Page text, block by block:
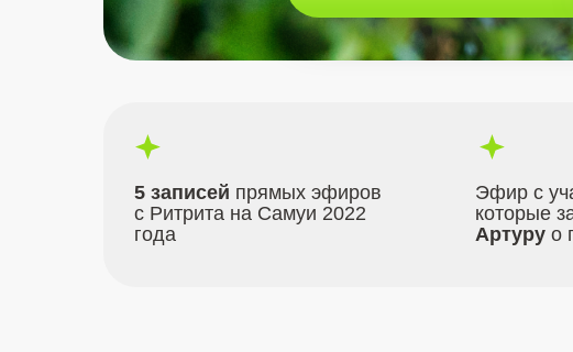
Эфир с
которые
Артуру о
5 записей прямых эфиров
с Ритрита на Самуи 2022
года